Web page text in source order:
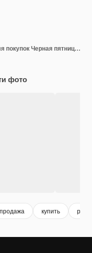
Подарочная коробка в корзине для покупок Черная пятница Продажа Интернет-магазин электронной коммерции
фото
продажа купить